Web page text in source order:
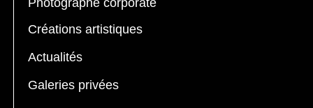
Photographe corporate
Créations artistiques
Actualités
Galeries privées